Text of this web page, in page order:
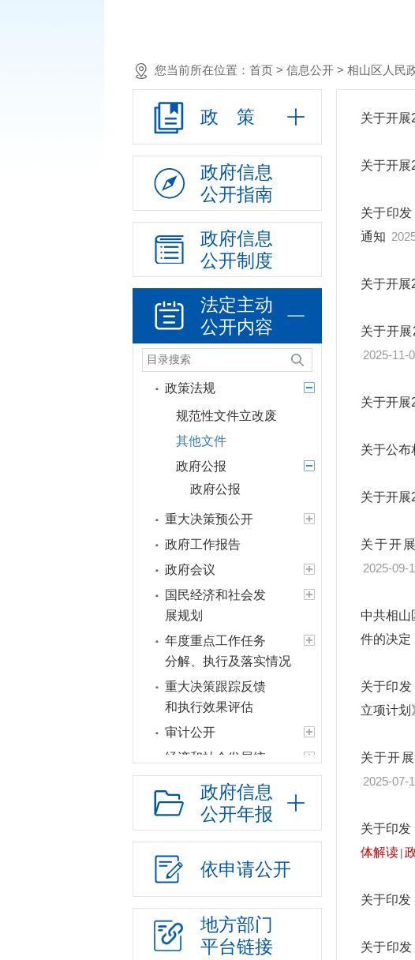
您当前所在位置： 首页 > 信息公开 > 相山区人民
政 策
政府信息
公开指南
政府信息
公开制度
法定主动
公开内容
政策法规
规范性文件立改废
其他文件
政府公报
政府公报
重大决策预公开
政府工作报告
政府会议
国民经济和社会发
展规划
年度重点工作任务
分解、执行及落实情况
重大决策跟踪反馈
和执行效果评估
审计公开
经济和社会发展统
计信息
建议提案办理
政府领导
政府机构
人事信息
应急管理
政府集中采购
政府信息
公开年报
依申请公开
地方部门
平台链接
关于开展
关于开展
关于印
通知
关于开展
关于开展
2025-11-
关于开展
关于公布
关于开展
关于开
2025-09-
中共相山
件的决定
关于印
立项计划
关于开
2025-07-
关于印发
体解读|
关于印发
关于印